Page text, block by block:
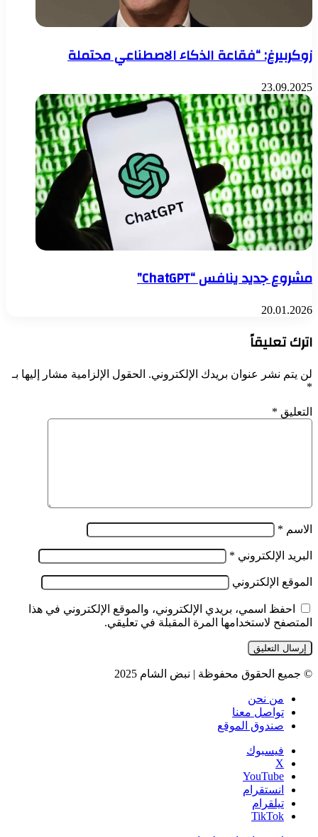
زوكربيرغ: “فقاعة الذكاء الاصطناعي محتملة
23.09.2025
مشروع جديد ينافس “ChatGPT”
20.01.2026
اترك تعليقاً
لن يتم نشر عنوان بريدك الإلكتروني. الحقول الإلزامية مشار إليها بـ
*
التعليق *
الاسم *
البريد الإلكتروني *
الموقع الإلكتروني
احفظ اسمي، بريدي الإلكتروني، والموقع الإلكتروني في هذا
المتصفح لاستخدامها المرة المقبلة في تعليقي.
© جميع الحقوق محفوظة | نبض الشام 2025
من نحن
تواصل معنا
صندوق الموقع
فيسبوك
‫X
‫YouTube
انستقرام
تيلقرام
‫TikTok